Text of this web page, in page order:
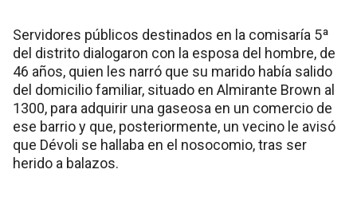
Servidores públicos destinados en la comisaría 5ª
del distrito dialogaron con la esposa del hombre, de
46 años, quien les narró que su marido había salido
del domicilio familiar, situado en Almirante Brown al
1300, para adquirir una gaseosa en un comercio de
ese barrio y que, posteriormente, un vecino le avisó
que Dévoli se hallaba en el nosocomio, tras ser
herido a balazos.